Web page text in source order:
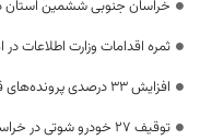
خراسان جنوبی ششمین استان در
ثمره اقدامات وزارت
افزایش ۳۳ درصدی پرونده‌های قاچاق کالا در خراسان جنوبی
توقیف ۲۷ خودرو شوتی در خراسان جنوبی